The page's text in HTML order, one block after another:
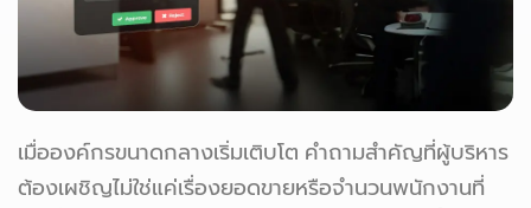
เมื่อองค์กรขนาดกลางเริ่มเติบโต คำถามสำคัญที่ผู้บริหาร
ต้องเผชิญไม่ใช่แค่เรื่องยอดขายหรือจำนวนพนักงานที่